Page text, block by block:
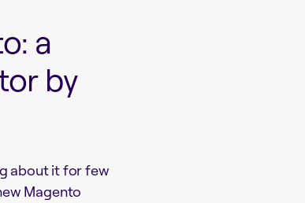
a
by
about it for few
Magento